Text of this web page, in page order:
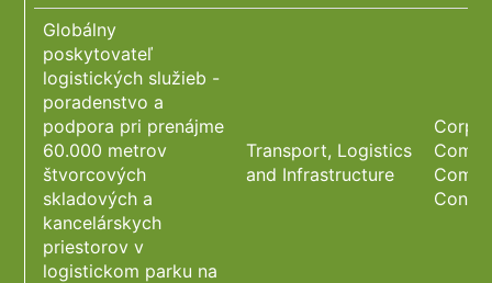
Globálny
poskytovateľ
logistických služieb -
poradenstvo a
podpora pri prenájme
60.000 metrov
štvorcových
skladových a
kancelárskych
priestorov v
logistickom parku na
Transport, Logistics
and Infrastructure